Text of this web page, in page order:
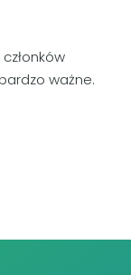
ważne.